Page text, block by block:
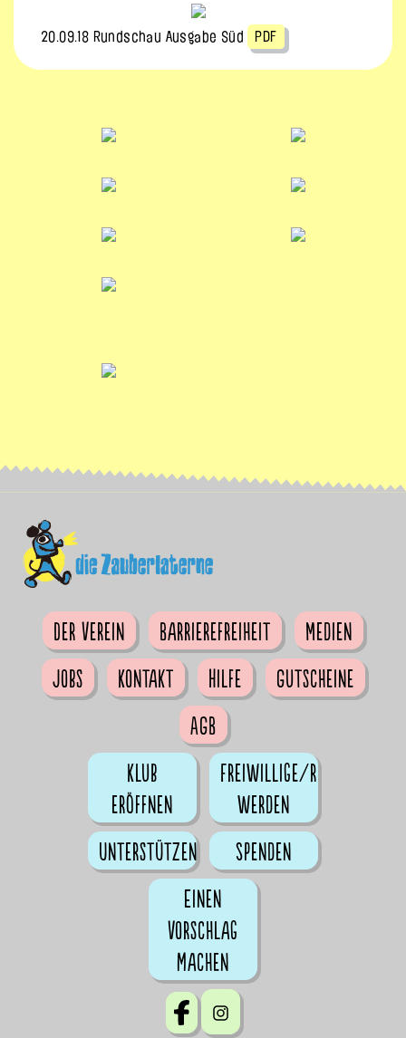
20.09.18 Rundschau Ausgabe Süd PDF
Der Verein Barrierefreiheit
Medien
Jobs
Kontakt Hilfe
Gutscheine
AGB
Klub
eröffnen
Freiwillige/r
werden
Unterstützen
Spenden
Einen
Vorschlag
machen